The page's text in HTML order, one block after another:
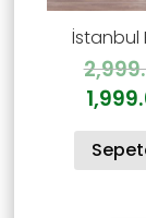
İstanbul